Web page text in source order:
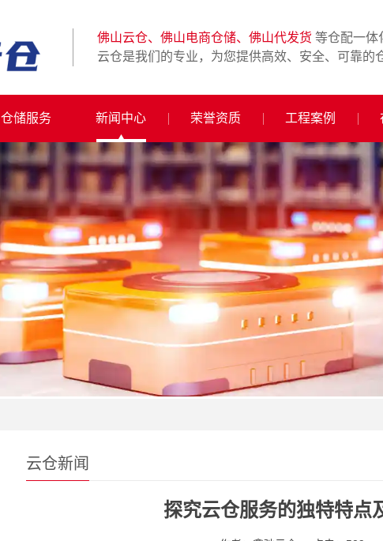
佛山云仓、佛山电商仓储、佛山代发货 等仓配一体
云仓是我们的专业，为您提供高效、安全、可靠的
仓储服务 新闻中心 荣誉资质 工程案例
云仓新闻
探究云仓服务的独特特点